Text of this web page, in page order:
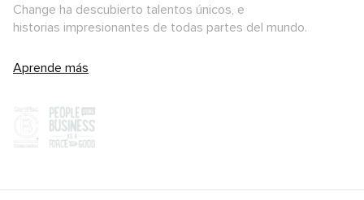
Change ha descubierto talentos únicos, e
historias impresionantes de todas partes del mundo.
Aprende más